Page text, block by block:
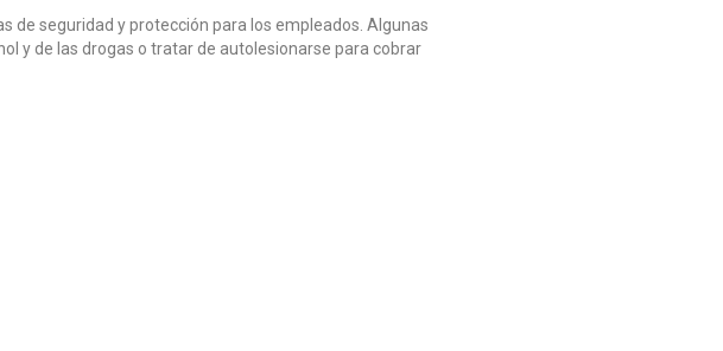
de seguridad y protección para los empleados. Algunas
y de las drogas o tratar de autolesionarse para cobrar